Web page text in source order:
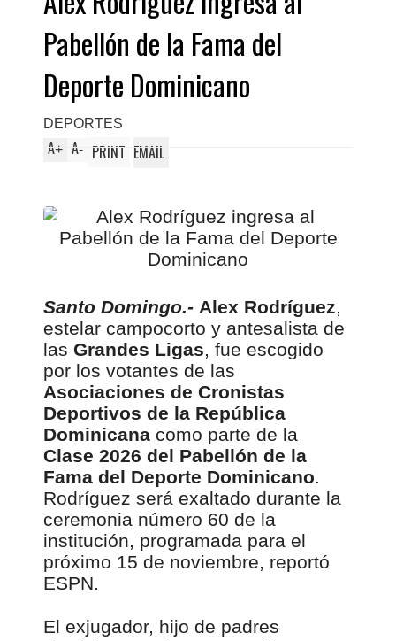
Pabellón de la Fama del
Deporte Dominicano
DEPORTES
A+ A- PRINT EMAIL
Santo Domingo.- Alex Rodríguez,
estelar campocorto y antesalista de
las Grandes Ligas, fue escogido
por los votantes de las
Asociaciones de Cronistas
Deportivos de la República
Dominicana como parte de la
Clase 2026 del Pabellón de la
Fama del Deporte Dominicano.
Rodríguez será exaltado durante la
ceremonia número 60 de la
institución, programada para el
próximo 15 de noviembre, reportó
ESPN.
El exjugador, hijo de padres